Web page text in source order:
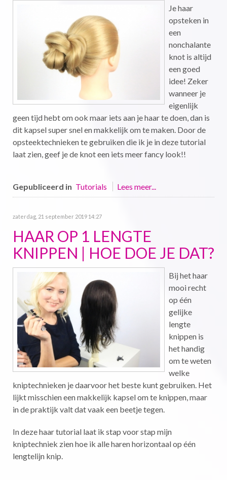
Je haar
opsteken in
een
nonchalante
knot is altijd
een goed
idee! Zeker
wanneer je
eigenlijk
geen tijd hebt om ook maar iets aan je haar te doen, dan is
dit kapsel super snel en makkelijk om te maken. Door de
opsteektechnieken te gebruiken die ik je in deze tutorial
laat zien, geef je de knot een iets meer fancy look!!
Gepubliceerd in Tutorials Lees meer...
zaterdag, 21 september 2019 14:27
HAAR OP 1 LENGTE
KNIPPEN | HOE DOE JE DAT?
Bij het haar
mooi recht
op één
gelijke
lengte
knippen is
het handig
om te weten
welke
kniptechnieken je daarvoor het beste kunt gebruiken. Het
lijkt misschien een makkelijk kapsel om te knippen, maar
in de praktijk valt dat vaak een beetje tegen.
In deze haar tutorial laat ik stap voor stap mijn
kniptechniek zien hoe ik alle haren horizontaal op één
lengtelijn knip.